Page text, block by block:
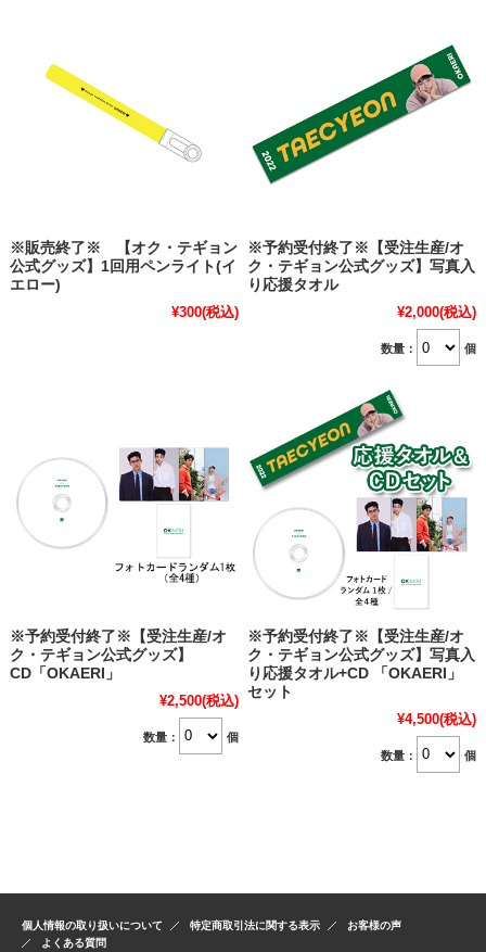
※販売終了※ 【オク・テギョン
公式グッズ】1回用ペンライト(イ
エロー)
¥300(税込)
※予約受付終了※【受注生産/オ
ク・テギョン公式グッズ】写真入
り応援タオル
¥2,000(税込)
数量： 個
※予約受付終了※【受注生産/オ
ク・テギョン公式グッズ】
CD「OKAERI」
¥2,500(税込)
数量： 個
※予約受付終了※【受注生産/オ
ク・テギョン公式グッズ】写真入
り応援タオル+CD 「OKAERI」
セット
¥4,500(税込)
数量： 個
個人情報の取り扱いについて 特定商取引法に関する表示
お客様の声
よくある質問